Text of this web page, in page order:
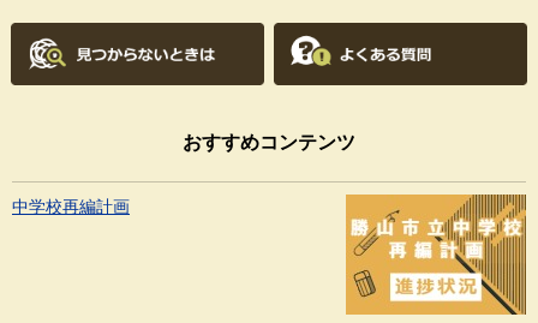
おすすめコンテンツ
中学校再編計画